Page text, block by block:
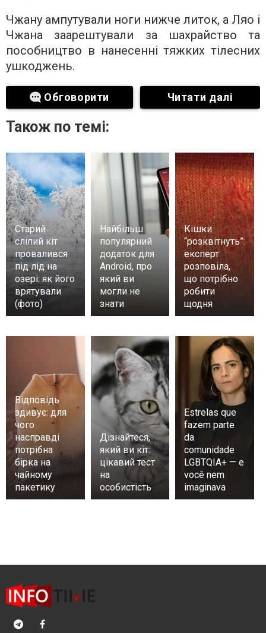
Чжану ампутували ноги нижче литок, а Ляо і
Чжана заарештували за шахрайство та
пособництво в нанесенні тяжких тілесних
ушкоджень.
Обговорити Читати далі
Також по темі:
Старий
сліпий кіт
провалився
під лід на
озері: як його
врятували
(фото)
Найбільш
популярний
додаток для
Android, про
який ви
могли не
знати
Кішки
“розквітнуть”:
експерт
розповіла,
що потрібно
робити
щодня
Відповідь
здивує: для
чого
насправді
потрібна
бірка на
чайному
пакетику
Дізнайтеся,
який ви кіт:
цікавий тест
на
особистість
Estrelas que
fazem parte
da
comunidade
LGBTQIA+ — e
você nem
imaginava